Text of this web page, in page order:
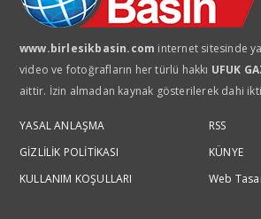
www.birlesikbasin.com internet sitesinde
video ve fotoğrafların her türlü hakkı UFUK
aittir. İzin almadan kaynak gösterilerek dahi
YASAL ANLAŞMA
GİZLİLİK POLİTİKASI
KULLANIM KOŞULLARI
RSS
KÜNYE
Web